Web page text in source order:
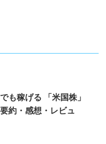
も稼げる 「米国株」
約・感想・レビュ